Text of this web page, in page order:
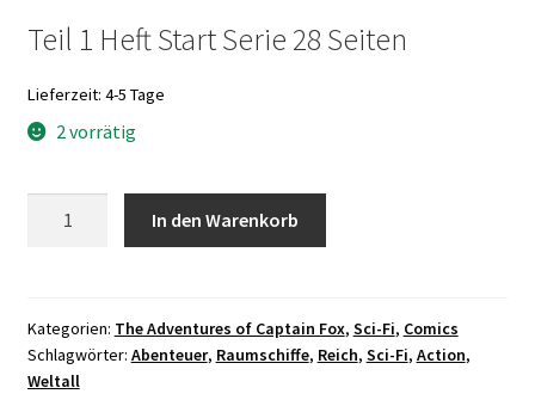
Teil 1 Heft Start Serie 28 Seiten
Lieferzeit: 4-5 Tage
2 vorrätig
Fox:
01
Menge
In den Warenkorb
Kategorien: The Adventures of Captain Fox, Sci-Fi, Comics
Schlagwörter: Abenteuer, Raumschiffe, Reich, Sci-Fi, Action,
Weltall